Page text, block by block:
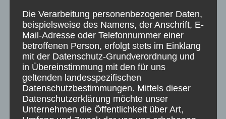
Wie funktioniert der Schutz vor
Wasserschäden?
Für den Schutz vor massiven
Die Verarbeitung personenbezogener Daten,
beispielsweise des Namens, der Anschrift, E-
Mail-Adresse oder Telefonnummer einer
betroffenen Person, erfolgt stets im Einklang
mit der Datenschutz-Grundverordnung und
in Übereinstimmung mit den für uns
geltenden landesspezifischen
Datenschutzbestimmungen. Mittels dieser
Datenschutzerklärung möchte unser
Unternehmen die Öffentlichkeit über Art,